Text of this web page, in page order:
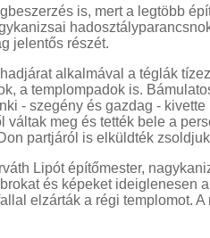
is, mert a legtöbb
jelentős részét.
alkalmával a téglák
a templompadok is.
- szegény és gazdag -
váltak meg és tették bele a
partjáról is elküldték
Lipót építőmester,
és képeket ideiglenesen
elzárták a régi templomot.